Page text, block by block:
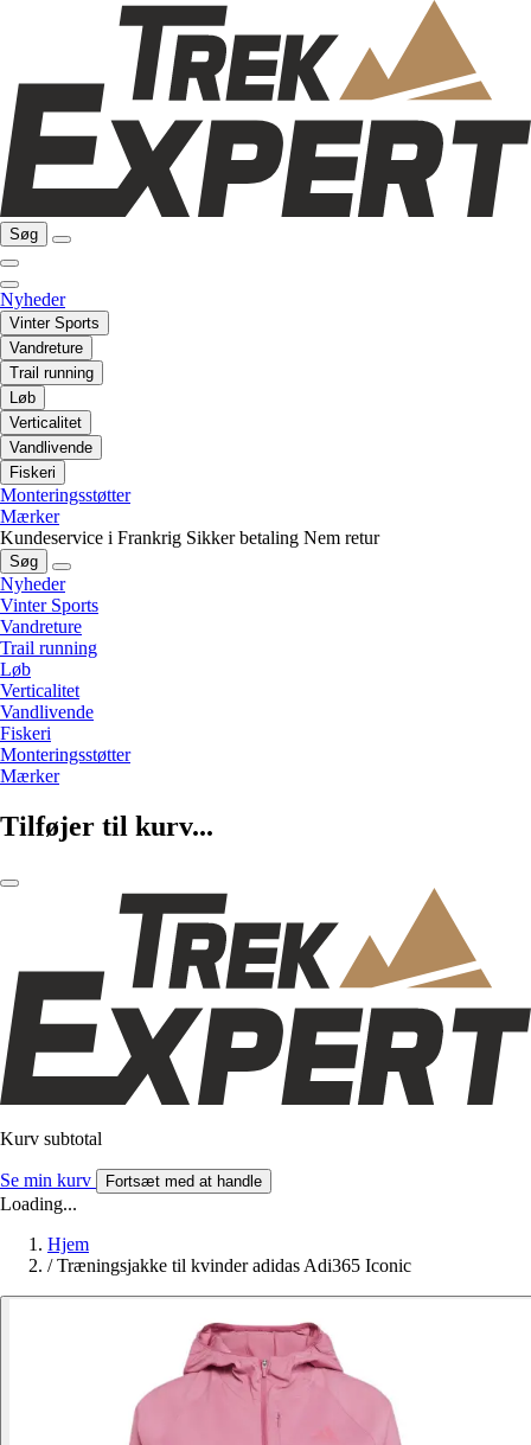
Søg
Nyheder
Vinter Sports
Vandreture
Trail running
Løb
Verticalitet
Vandlivende
Fiskeri
Monteringsstøtter
Mærker
Kundeservice i Frankrig Sikker betaling Nem retur
Søg
Nyheder
Vinter Sports
Vandreture
Trail running
Løb
Verticalitet
Vandlivende
Fiskeri
Monteringsstøtter
Mærker
Tilføjer til kurv...
Kurv subtotal
Se min kurv Fortsæt med at handle
Loading...
Hjem
/ Træningsjakke til kvinder adidas Adi365 Iconic